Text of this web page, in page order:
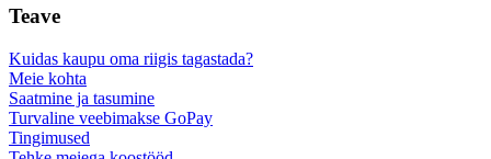
Teave
Kuidas kaupu oma riigis tagastada?
Meie kohta
Saatmine ja tasumine
Turvaline veebimakse GoPay
Tingimused